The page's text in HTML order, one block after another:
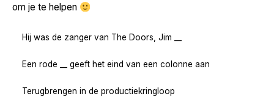
om je te helpen
Hij was de zanger van The Doors, Jim __
Een rode __ geeft het eind van een colonne aan
Terugbrengen in de productiekringloop